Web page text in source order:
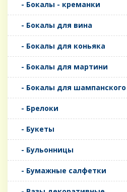
- Бокалы - креманки
- Бокалы для вина
- Бокалы для коньяка
- Бокалы для мартини
- Бокалы для шампанского
- Брелоки
- Букеты
- Бульонницы
- Бумажные салфетки